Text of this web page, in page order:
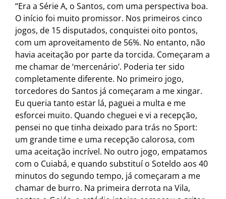
“Era a Série A, o Santos, com uma perspectiva boa.
O início foi muito promissor. Nos primeiros cinco
jogos, de 15 disputados, conquistei oito pontos,
com um aproveitamento de 56%. No entanto, não
havia aceitação por parte da torcida. Começaram a
me chamar de ‘mercenário’. Poderia ter sido
completamente diferente. No primeiro jogo,
torcedores do Santos já começaram a me xingar.
Eu queria tanto estar lá, paguei a multa e me
esforcei muito. Quando cheguei e vi a recepção,
pensei no que tinha deixado para trás no Sport:
um grande time e uma recepção calorosa, com
uma aceitação incrível. No outro jogo, empatamos
com o Cuiabá, e quando substituí o Soteldo aos 40
minutos do segundo tempo, já começaram a me
chamar de burro. Na primeira derrota na Vila,